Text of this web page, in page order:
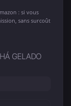
: si vous
sans surcoût
GELADO